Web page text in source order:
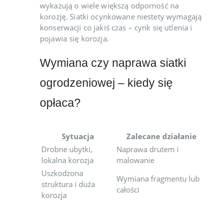
wykazują o wiele większą odporność na
korozję. Siatki ocynkowane niestety wymagają
konserwacji co jakiś czas – cynk się utlenia i
pojawia się korozja.
Wymiana czy naprawa siatki
ogrodzeniowej – kiedy się
opłaca?
Sytuacja
Zalecane działanie
Drobne ubytki,
lokalna korozja
Naprawa drutem i
malowanie
Uszkodzona
struktura i duża
korozja
Wymiana fragmentu lub
całości